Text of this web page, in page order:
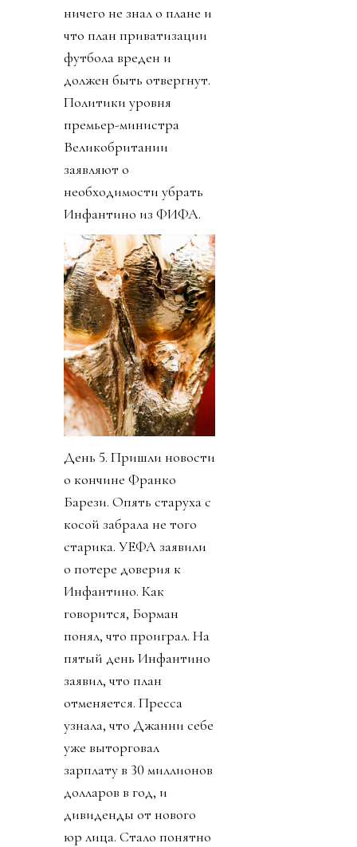
ничего не знал о плане и
что план приватизации
футбола вреден и
должен быть отвергнут.
Политики уровня
премьер-министра
Великобритании
заявляют о
необходимости убрать
Инфантино из ФИФА.
День 5. Пришли новости
о кончине Франко
Барези. Опять старуха с
косой забрала не того
старика. УЕФА заявили
о потере доверия к
Инфантино. Как
говорится, Борман
понял, что проиграл. На
пятый день Инфантино
заявил, что план
отменяется. Пресса
узнала, что Джанни себе
уже выторговал
зарплату в 30 миллионов
долларов в год, и
дивиденды от нового
юр лица. Стало понятно